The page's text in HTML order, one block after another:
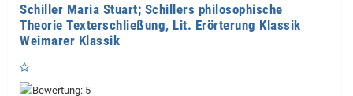
Schiller Maria Stuart; Schillers philosophische
Theorie Texterschließung, Lit. Erörterung Klassik
Weimarer Klassik